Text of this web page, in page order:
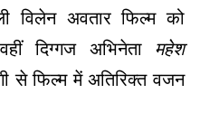
विलेन अवतार फिल्म को
दिग्गज अभिनेता महेश
से फिल्म में अतिरिक्त वजन